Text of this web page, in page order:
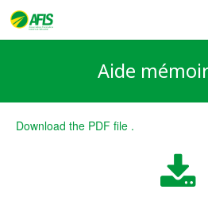
FORMATIONS
Aide
Download the PDF file .